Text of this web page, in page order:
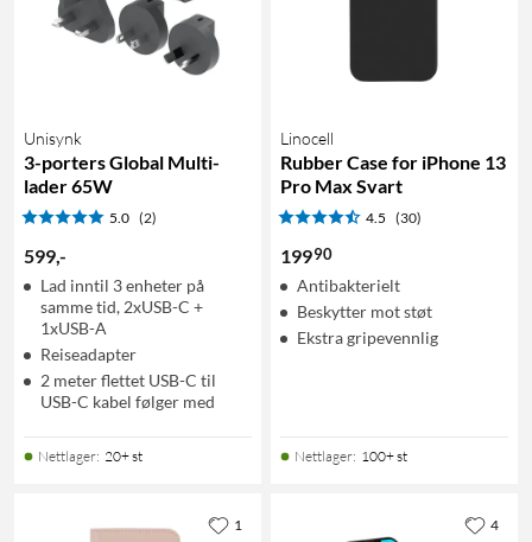
Unisynk
3-porters Global Multi-
lader 65W
5.0 (2)
599,-
Lad inntil 3 enheter på
samme tid, 2xUSB-C +
1xUSB-A
Reiseadapter
2 meter flettet USB-C til
USB-C kabel følger med
Nettlager: 20+ st
Linocell
Rubber Case for iPhone 13
Pro Max Svart
4.5 (30)
19990
Antibakterielt
Beskytter mot støt
Ekstra gripevennlig
Nettlager: 100+ st
1 4